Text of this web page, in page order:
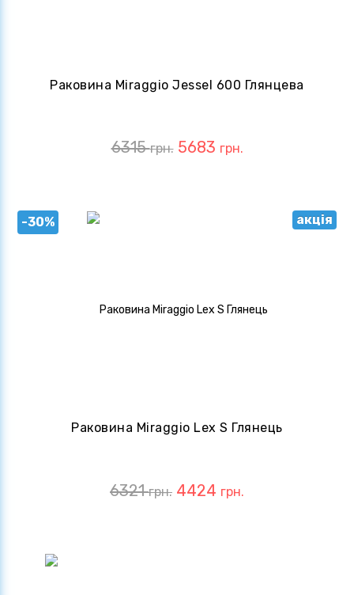
Раковина Miraggio Jessel 600 Глянцева
6315грн. 5683 грн.
-30% акція
Раковина Miraggio Lex S Глянець
6321грн. 4424 грн.